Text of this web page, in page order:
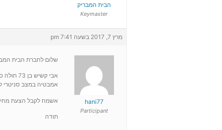
הבית המבריק
Keymaster
מרץ 7, 2017 בשעה 7:41 pm
hani77
Participant
שלום לחברת הבית
אמבטיה במצב סניטרי
אשמח לקבל הצעת מחיר
תודה